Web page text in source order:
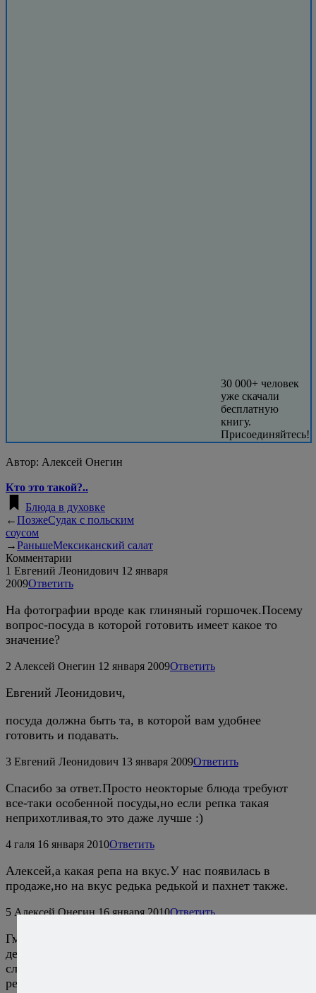
30 000+ человек
уже скачали
бесплатную
книгу.
Присоединяйтесь!
Автор: Алексей Онегин
Кто это такой?..
Блюда в духовке
←ПозжеСудак с польским
соусом
→РаньшеМексиканский салат
Комментарии
1 Евгений Леонидович 12 января
2009Ответить
На фотографии вроде как глиняный горшочек.Посему
вопрос-посуда в которой готовить имеет какое то
значение?
2 Алексей Онегин 12 января 2009Ответить
Евгений Леонидович,
посуда должна быть та, в которой вам удобнее
готовить и подавать.
3 Евгений Леонидович 13 января 2009Ответить
Спасибо за ответ.Просто неокторые блюда требуют
все-таки особенной посуды,но если репка такая
неприхотливая,то это даже лучше :)
4 галя 16 января 2010Ответить
Алексей,а какая репа на вкус.У нас появилась в
продаже,но на вкус редька редькой и пахнет также.
5 Алексей Онегин 16 января 2010Ответить
Гм, ну мне сложно объяснять это человеку, который в
детстве не перехватывал репку-другую, молоденькую,
сладкую и сочную. :) В целом, конечно, сходство с
редькой если и есть, то весьма отдаленное.